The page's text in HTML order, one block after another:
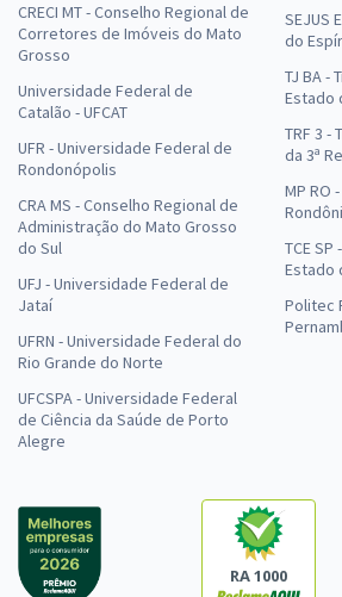
CRECI MT - Conselho Regional de
Corretores de Imóveis do Mato
Grosso
Universidade Federal de
Catalão - UFCAT
UFR - Universidade Federal de
Rondonópolis
CRA MS - Conselho Regional de
Administração do Mato Grosso
do Sul
UFJ - Universidade Federal de
Jataí
UFRN - Universidade Federal do
Rio Grande do Norte
UFCSPA - Universidade Federal
de Ciência da Saúde de Porto
Alegre
SEJUS
do
TJ BA -
Estado
TRF 3 -
da 3ª
MP RO
TCE
Estado
Politec
RA 1000